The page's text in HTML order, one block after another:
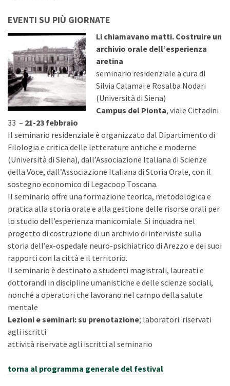
EVENTI SU PIÙ GIORNATE
Li chiamavano matti. Costruire un
archivio orale dell’esperienza
aretina
seminario residenziale a cura di
Silvia Calamai e Rosalba Nodari
(Università di Siena)
Campus del Pionta, viale Cittadini
33 – 21-23 febbraio
Il seminario residenziale è organizzato dal Dipartimento di
Filologia e critica delle letterature antiche e moderne
(Università di Siena), dall’Associazione Italiana di Scienze
della Voce, dall’Associazione Italiana di Storia Orale, con il
sostegno economico di Legacoop Toscana.
Il seminario offre una formazione teorica, metodologica e
pratica alla storia orale e alla gestione delle risorse orali per
lo studio dell’esperienza manicomiale. Si inquadra nel
progetto di costruzione di un archivio di interviste sulla
storia dell’ex-ospedale neuro-psichiatrico di Arezzo e dei suoi
rapporti con la città e il territorio.
Il seminario è destinato a studenti magistrali, laureati e
dottorandi in discipline umanistiche e delle scienze sociali,
nonché a operatori che lavorano nel campo della salute
mentale
Lezioni e seminari: su prenotazione; laboratori: riservati
agli iscritti
attività riservate agli iscritti al seminario
torna al programma generale del festival